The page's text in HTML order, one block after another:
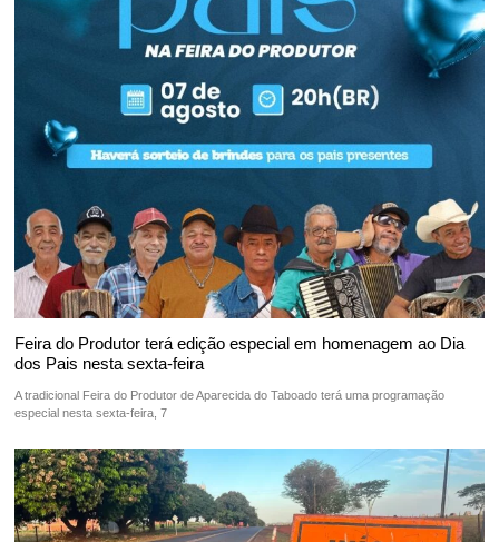
Feira do Produtor terá edição especial em homenagem ao Dia
dos Pais nesta sexta-feira
A tradicional Feira do Produtor de Aparecida do Taboado terá uma programação
especial nesta sexta-feira, 7